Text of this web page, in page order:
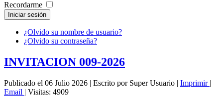
Recordarme
Iniciar sesión
¿Olvido su nombre de usuario?
¿Olvido su contraseña?
INVITACION 009-2026
Publicado el 06 Julio 2026 | Escrito por Super Usuario | Imprimir |
Email | Visitas: 4909